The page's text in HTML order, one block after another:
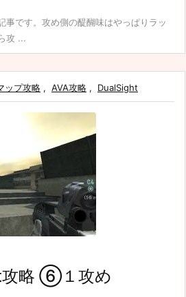
事です。攻め側の醍醐味はやっぱりラッ
攻 ...
ップ攻略 , AVA攻略 , DualSight
攻略 ⑥１攻め